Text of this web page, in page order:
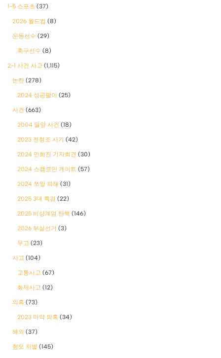
1-5 스포츠 (37)
2026 월드컵 (8)
운동선수 (29)
축구선수 (8)
2-1 사건 사고 (1,115)
논란 (278)
2024 성공팔이 (25)
사건 (663)
2004 밀양 사건 (18)
2023 전청조 사기 (42)
2024 민희진 기자회견 (30)
2024 스캠코인 게이트 (57)
2024 쯔양 피해 (31)
2025 3대 특검 (22)
2025 비상계엄 탄핵 (146)
2026 부실선거 (3)
무고 (23)
사고 (104)
교통사고 (67)
화재사고 (12)
의혹 (73)
2023 마약 의혹 (34)
해외 (37)
혐오 차별 (145)